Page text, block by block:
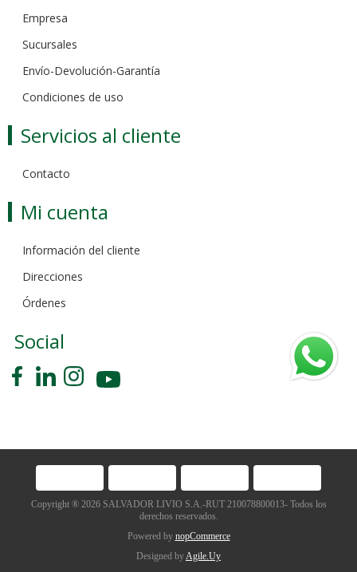
Empresa
Sucursales
Envío-Devolución-Garantía
Condiciones de uso
Servicios al cliente
Contacto
Mi cuenta
Información del cliente
Direcciones
Órdenes
Social
Copyright ® 2026 SALVADOR LIVIO S.A.-RUT 210078800013- Todos los
derechos reservados.
Powered by nopCommerce
Designed byAgile.Uy